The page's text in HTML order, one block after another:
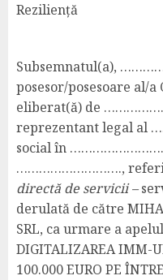
Reziliență
Subsemnatul(a),
posesor/posesoare al/
eliberat(ă) de
reprezentant legal
social în …………………….,
……………………….,
directă de servicii –
derulată de către
SRL, ca urmare a
DIGITALIZAREA IMM-
100.000 EURO PE